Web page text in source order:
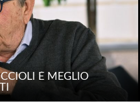
È MEGLIO